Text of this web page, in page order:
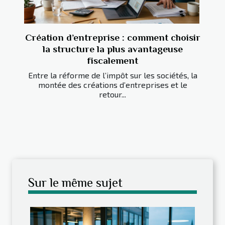
Création d’entreprise : comment choisir
la structure la plus avantageuse
fiscalement
Entre la réforme de l’impôt sur les sociétés, la
montée des créations d’entreprises et le
retour...
Sur le même sujet